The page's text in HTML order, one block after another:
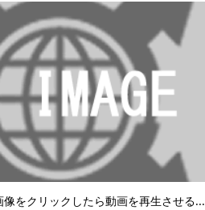
をクリックしたら動画を再生させる...